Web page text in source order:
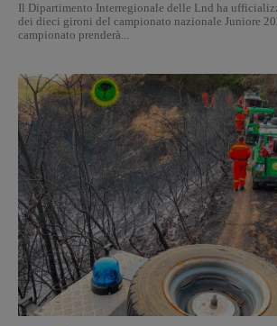
Il Dipartimento Interregionale delle Lnd ha
dei dieci gironi del campionato nazionale Juniore
campionato prenderà...